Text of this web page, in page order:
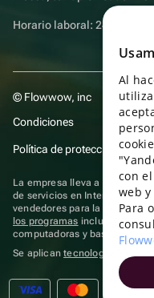
Horario laboral: 24 horas
© Flowwow, inc
Condiciones
Política de protección y
La empresa lleva a cabo su
de servicios en Internet para
vendedores para la venta de
los programas incluidos en el
computadoras y bases de
Se aplicantecnologías de
Al
con
web
Para